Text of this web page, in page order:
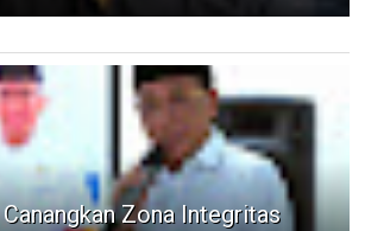
Zona Integritas